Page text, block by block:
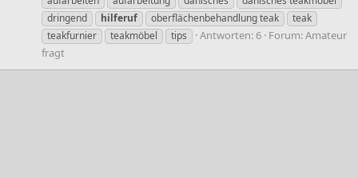
dringend
hilferuf oberflächenbehandlung teak
teak
teakfurnier
teakmöbel tips Antworten: 6 Forum:Amateur
fragt